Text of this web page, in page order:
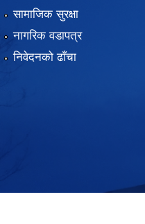
सामाजिक सुरक्षा
नागरिक वडापत्र
निवेदनको ढाँचा